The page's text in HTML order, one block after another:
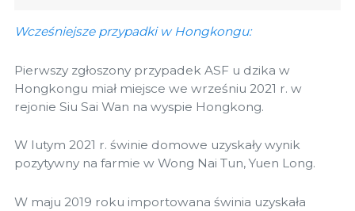
Wcześniejsze przypadki w Hongkongu:
Pierwszy zgłoszony przypadek ASF u dzika w
Hongkongu miał miejsce we wrześniu 2021 r. w
rejonie Siu Sai Wan na wyspie Hongkong.
W lutym 2021 r. świnie domowe uzyskały wynik
pozytywny na farmie w Wong Nai Tun, Yuen Long.
W maju 2019 roku importowana świnia uzyskała